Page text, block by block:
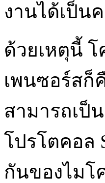
งานได้เป็น
ด้วยเหตุนี้
เพนซอร์สก็
สามารถเป็
โปรโตคอล
กันของไมโ